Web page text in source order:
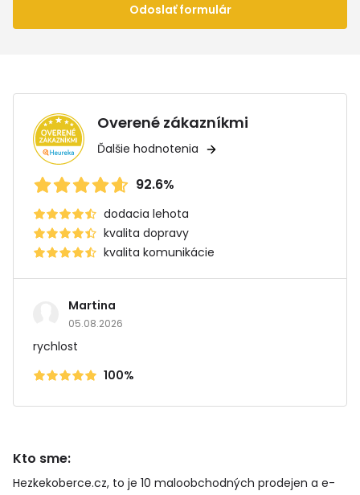
Odoslať formulár
Overené zákazníkmi
Ďalšie hodnotenia
92.6%
dodacia lehota
kvalita dopravy
kvalita komunikácie
Martina
05.08.2026
rychlost
100%
Kto sme:
Hezkekoberce.cz, to je 10 maloobchodných prodejen a e-